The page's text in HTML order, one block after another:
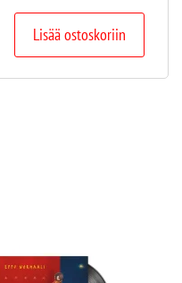
Lisää ostoskoriin